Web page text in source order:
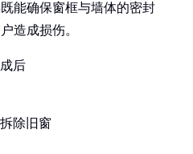
能确保窗框与墙体的密封
造成损伤。
后
除旧窗